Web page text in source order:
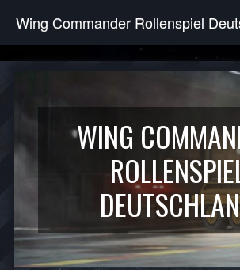
Wing Commander Rollenspiel
WING